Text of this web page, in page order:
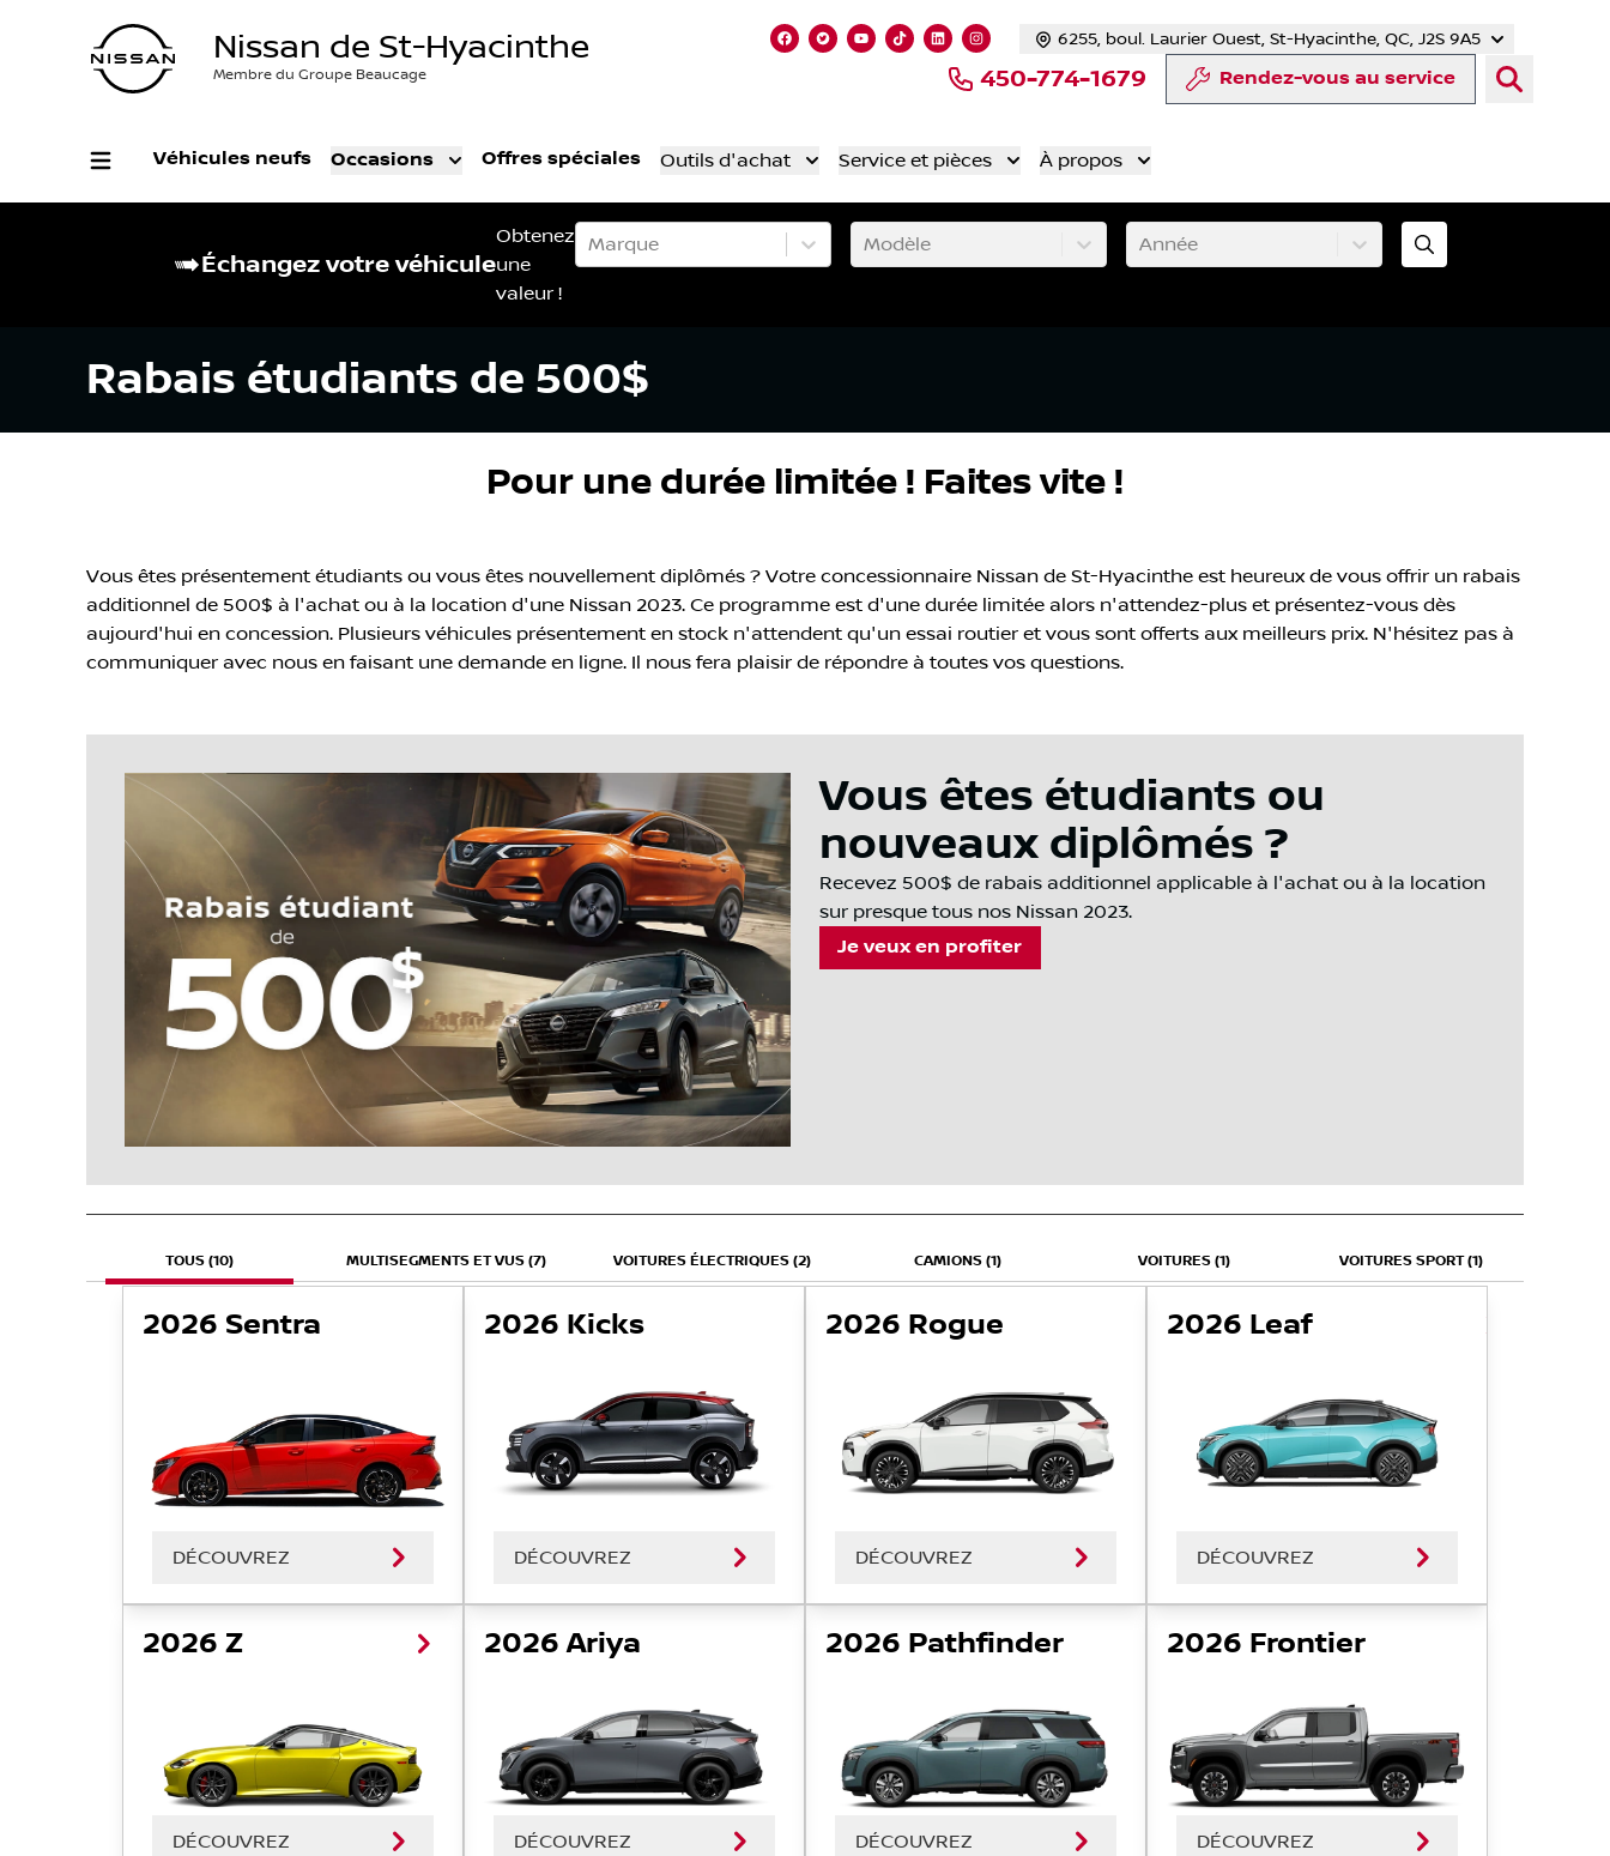
Nissan de St-Hyacinthe
Membre du Groupe Beaucage Rendez-vous au service
450-774-1679
Lien vers notre page facebook
Lien vers notre compte Twitter
Lien vers notre chaîne YouTube
Lien vers notre compte Tiktok
Lien vers notre compte LinkedIn
Lien vers notre compte Instagram
6255, boul. Laurier Ouest, St-Hyacinthe, QC, J2S 9A5
Véhicules neufs Occasions Offres spéciales Outils d'achat Service et pièces À propos
Échangez votre véhicule
Obtenez
une
valeur !
Marque Modèle Année
Rabais étudiants de 500$
Pour une durée limitée ! Faites vite !
Vous êtes présentement étudiants ou vous êtes nouvellement diplômés ? Votre concessionnaire Nissan de St-Hyacinthe est heureux de vous offrir un rabais
additionnel de 500$ à l'achat ou à la location d'une Nissan 2023. Ce programme est d'une durée limitée alors n'attendez-plus et présentez-vous dès
aujourd'hui en concession. Plusieurs véhicules présentement en stock n'attendent qu'un essai routier et vous sont offerts aux meilleurs prix. N'hésitez pas à
communiquer avec nous en faisant une demande en ligne. Il nous fera plaisir de répondre à toutes vos questions.
Vous êtes étudiants ou
nouveaux diplômés ?
Recevez 500$ de rabais additionnel applicable à l'achat ou à la location
sur presque tous nos Nissan 2023.
Je veux en profiter
TOUS (10) MULTISEGMENTS ET VUS (7) VOITURES ÉLECTRIQUES (2) CAMIONS (1) VOITURES (1) VOITURES SPORT (1)
2026 Sentra
DÉCOUVREZ
2026 Kicks
DÉCOUVREZ
2026 Rogue
DÉCOUVREZ
2026 Leaf
DÉCOUVREZ
2026 Z
DÉCOUVREZ
2026 Ariya
DÉCOUVREZ
2026 Pathfinder
DÉCOUVREZ
2026 Frontier
DÉCOUVREZ